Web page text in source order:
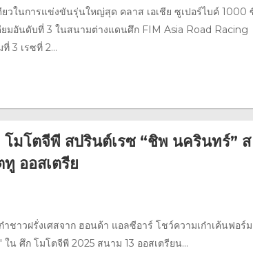
วในการแข่งขันรุ่นใหญ่สุด คลาส เอเชีย ซูเปอร์ไบค์ 1000
มอันดับที่ 3 ในสนามต่างแดนศึก FIM Asia Road Racing
3 เรซที่ 2...
โมโตจีพี สปรินต์เรซ “ชิพ นครินทร์” ส
ออสเตรีย
ชาวฝรั่งเศสจาก ฮอนด้า แอลซีอาร์ โชว์ความเก๋าเค้นฟอร์ม
น ศึก โมโตจีพี 2025 สนาม 13 ออสเตรียน...